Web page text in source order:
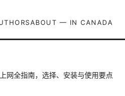
ABOUT — IN CANADA
网全指南，选择、安装与使用要点